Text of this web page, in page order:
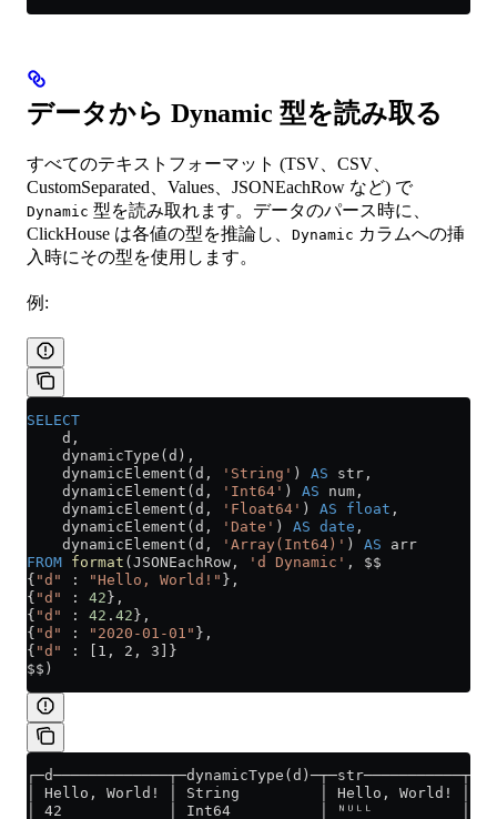
データから Dynamic 型を読み取る
すべてのテキストフォーマット (TSV、CSV、
CustomSeparated、Values、JSONEachRow など) で
Dynamic 型を読み取れます。データのパース時に、
ClickHouse は各値の型を推論し、 Dynamic カラムへの挿
入時にその型を使用します。
例:
SELECT
    d,
    dynamicType(d),
    dynamicElement(d,
'String' ) AS str,
    dynamicElement(d,
'Int64' ) AS num,
    dynamicElement(d,
'Float64' ) AS float ,
    dynamicElement(d,
'Date' ) AS date ,
    dynamicElement(d,
'Array(Int64)' ) AS arr
FROM format (JSONEachRow, 'd Dynamic' , $$
{ "d" : "Hello, World!" },
{ "d" : 42 },
{ "d" : 42 . 42 },
{ "d" : "2020-01-01" },
{ "d"
: [1, 2, 3]}
$$)
│ Hello, World! │ String         │ Hello, World! │
│ 42            │ Int64          │ ᴺᵁᴸᴸ          │